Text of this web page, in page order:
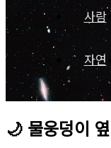
사람
자연
🌙 물웅덩이